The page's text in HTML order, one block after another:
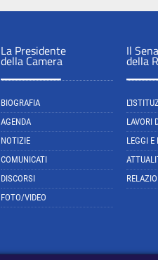
La Presidente
della Camera
BIOGRAFIA
AGENDA
NOTIZIE
COMUNICATI
DISCORSI
FOTO/VIDEO
Il
della
LAVORI
LEGGI E